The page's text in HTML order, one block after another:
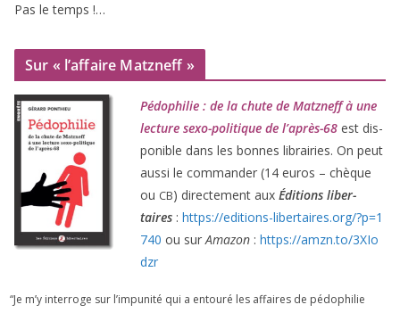
Pas le temps !…
Sur « l’affaire Matzneff »
Pédophilie : de la chute de Matzneff à une
lec­ture sexo-poli­tique de l’après-68 est dis­
po­nible dans les bonnes librai­ries. On peut
aus­si le com­man­der (14 euros – chèque
ou CB) direc­te­ment aux Éditions liber­
taires : https://​edi​tions​-liber​taires​.org/​?​p​=​1
740 ou surAmazon : https://​amzn​.to/​3​X​I​o​
dzr
“Je m’y inter­roge sur l’impunité qui a entou­ré les affaires de pédo­phi­lie